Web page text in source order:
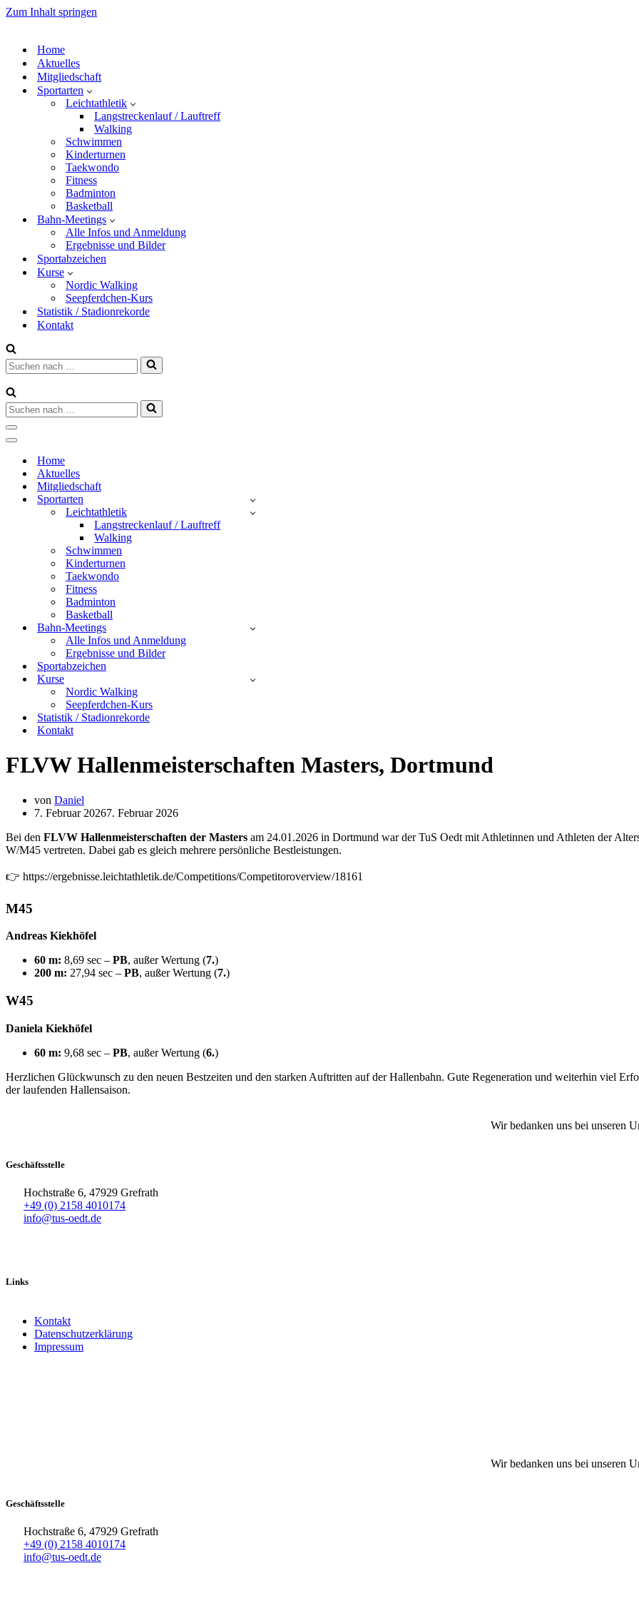
Zum Inhalt springen
Home
Aktuelles
Mitgliedschaft
Sportarten
Leichtathletik
Langstreckenlauf / Lauftreff
Walking
Schwimmen
Kinderturnen
Taekwondo
Fitness
Badminton
Basketball
Bahn-Meetings
Alle Infos und Anmeldung
Ergebnisse und Bilder
Sportabzeichen
Kurse
Nordic Walking
Seepferdchen-Kurs
Statistik / Stadionrekorde
Kontakt
Suchen
nach …
Suchen
nach …
Navigationsmenü
Navigationsmenü
Home
Aktuelles
Mitgliedschaft
Sportarten
Leichtathletik
Langstreckenlauf / Lauftreff
Walking
Schwimmen
Kinderturnen
Taekwondo
Fitness
Badminton
Basketball
Bahn-Meetings
Alle Infos und Anmeldung
Ergebnisse und Bilder
Sportabzeichen
Kurse
Nordic Walking
Seepferdchen-Kurs
Statistik / Stadionrekorde
Kontakt
FLVW Hallenmeisterschaften Masters, Dortmund
von Daniel
7. Februar 20267. Februar 2026
Bei den FLVW Hallenmeisterschaften der Masters am 24.01.2026 in Dortmund war der TuS Oedt mit Athletinnen und Athleten der
W/M45 vertreten. Dabei gab es gleich mehrere persönliche Bestleistungen.
👉 https://ergebnisse.leichtathletik.de/Competitions/Competitoroverview/18161
M45
Andreas Kiekhöfel
60 m: 8,69 sec – PB, außer Wertung (7.)
200 m: 27,94 sec – PB, außer Wertung (7.)
W45
Daniela Kiekhöfel
60 m: 9,68 sec – PB, außer Wertung (6.)
Herzlichen Glückwunsch zu den neuen Bestzeiten und den starken Auftritten auf der Hallenbahn. Gute Regeneration und weiterhin viel
der laufenden Hallensaison.
Wir bedanken uns bei unseren
Geschäftsstelle
Hochstraße 6, 47929 Grefrath
+49 (0) 2158 4010174
info@tus-oedt.de
Links
Kontakt
Datenschutzerklärung
Impressum
Wir bedanken uns bei unseren
Geschäftsstelle
Hochstraße 6, 47929 Grefrath
+49 (0) 2158 4010174
info@tus-oedt.de